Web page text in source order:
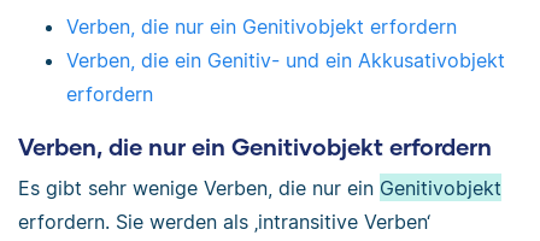
Verben, die nur ein Genitivobjekt erfordern
Verben, die ein Genitiv- und ein Akkusativobjekt
erfordern
Verben, die nur ein Genitivobjekt erfordern
Es gibt sehr wenige Verben, die nur ein Genitivobjekt
erfordern. Sie werden als ‚intransitive Verben‘